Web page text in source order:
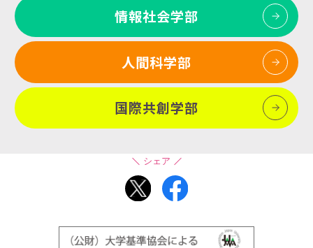
情報社会学部
人間科学部
国際共創学部
シェア